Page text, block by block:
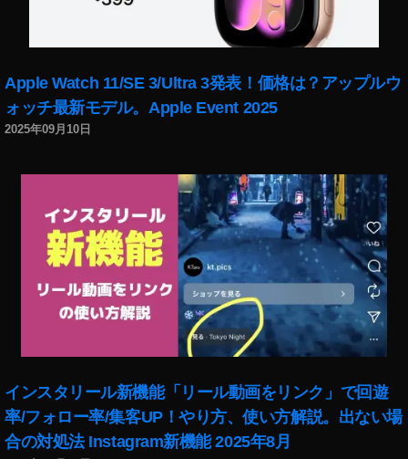
Apple Watch 11/SE 3/Ultra 3発表！価格は？アップルウ
ォッチ最新モデル。Apple Event 2025
2025年09月10日
インスタリール新機能「リール動画をリンク」で回遊
率/フォロー率/集客UP！やり方、使い方解説。出ない場
合の対処法 Instagram新機能 2025年8月